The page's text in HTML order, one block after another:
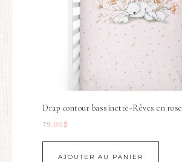
Drap contour bassinette-Rêves en rose
79.00 $
AJOUTER AU PANIER